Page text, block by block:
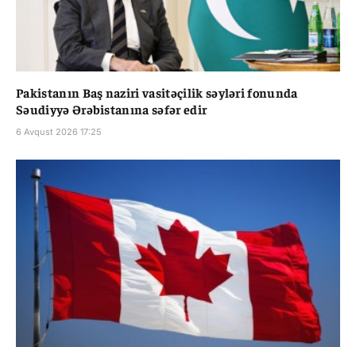
Pakistanın Baş naziri vasitəçilik səyləri fonunda
Səudiyyə Ərəbistanına səfər edir
6 Avqust 2026 17:25